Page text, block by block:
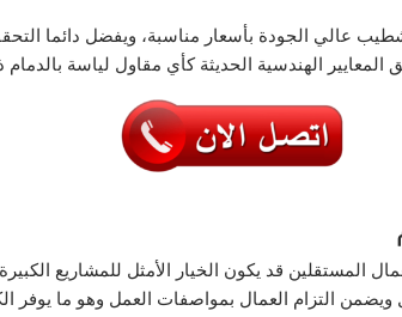
عالي الجودة بأسعار مناسبة، ويفضل دائما
المعايير الهندسية الحديثة كأي مقاول لياسة
المستقلين قد يكون الخيار الأمثل للمشاريع
التزام العمال بمواصفات العمل وهو ما يوفر